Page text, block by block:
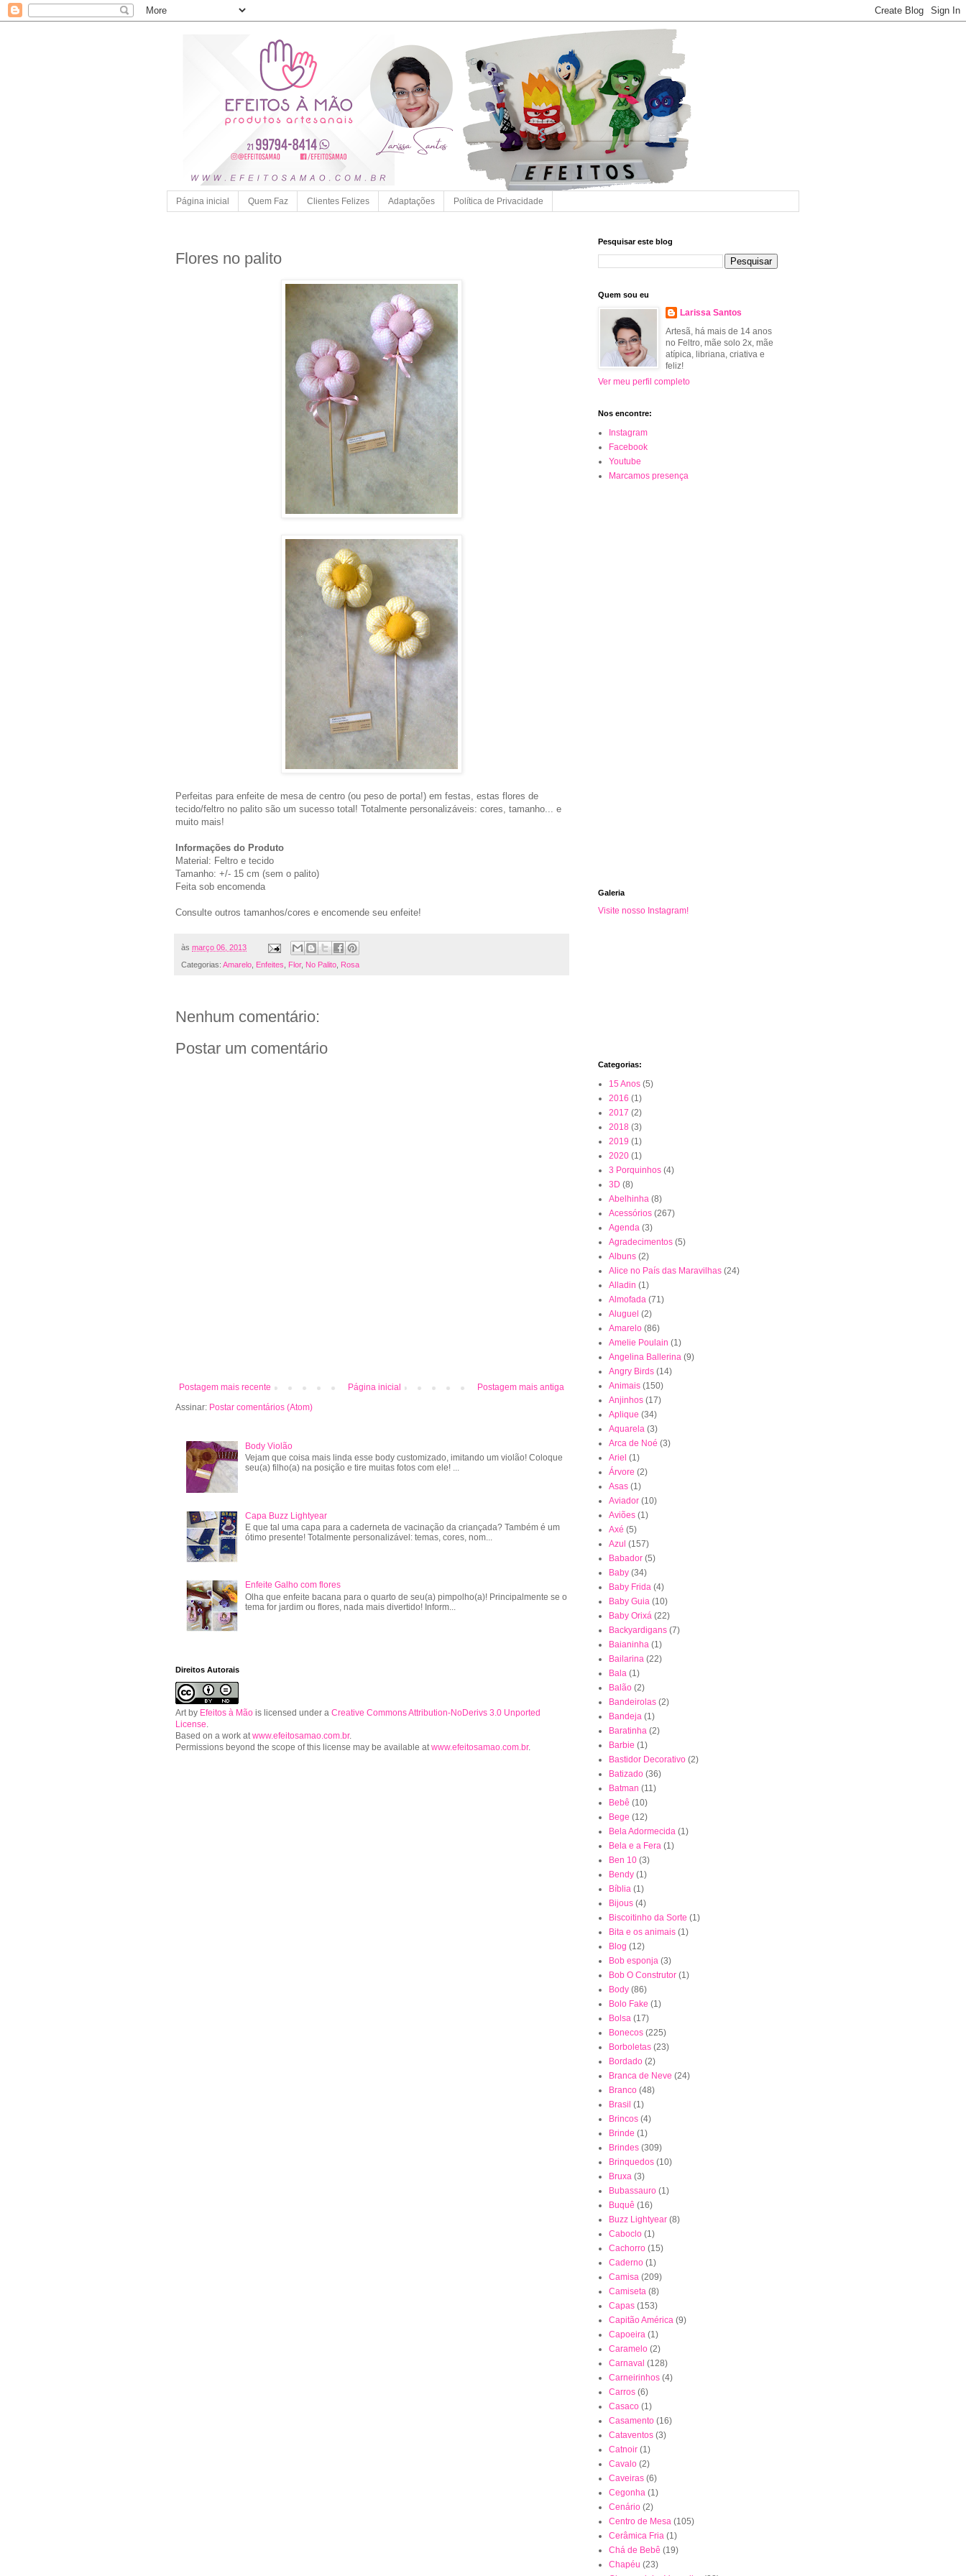
Página inicial Quem Faz Clientes Felizes Adaptações Política de Privacidade
Flores no palito
Perfeitas para enfeite de mesa de centro (ou peso de porta!) em festas, estas flores de
tecido/feltro no palito são um sucesso total! Totalmente personalizáveis: cores, tamanho... e
muito mais!
Informações do Produto
Material: Feltro e tecido
Tamanho: +/- 15 cm (sem o palito)
Feita sob encomenda
Consulte outros tamanhos/cores e encomende seu enfeite!
às março 06, 2013
Categorias: Amarelo, Enfeites, Flor, No Palito, Rosa
Nenhum comentário:
Postar um comentário
Postagem mais recente Postagem mais antiga
Página inicial
Assinar: Postar comentários (Atom)
Body Violão
Vejam que coisa mais linda esse body customizado, imitando um violão! Coloque
seu(a) filho(a) na posição e tire muitas fotos com ele! ...
Capa Buzz Lightyear
E que tal uma capa para a caderneta de vacinação da criançada? Também é um
ótimo presente! Totalmente personalizável: temas, cores, nom...
Enfeite Galho com flores
Olha que enfeite bacana para o quarto de seu(a) pimpolho(a)! Principalmente se o
tema for jardim ou flores, nada mais divertido! Inform...
Direitos Autorais
Art by Efeitos à Mão is licensed under a Creative Commons Attribution-NoDerivs 3.0 Unported
License
Based on a work at www.efeitosamao.com.br.
Permissions beyond the scope of this license may be available at www.efeitosamao.com.br.
Pesquisar este blog
Quem sou eu
Larissa Santos
Artesã, há mais de 14 anos
no Feltro, mãe solo 2x, mãe
atípica, libriana, criativa e
feliz!
Ver meu perfil completo
Nos encontre:
Instagram
Facebook
Youtube
Marcamos presença
Galeria
Visite nosso Instagram!
Categorias:
15 Anos (5)
2016 (1)
2017 (2)
2018 (3)
2019 (1)
2020 (1)
3 Porquinhos (4)
3D (8)
Abelhinha (8)
Acessórios (267)
Agenda (3)
Agradecimentos (5)
Albuns (2)
Alice no País das Maravilhas (24)
Alladin (1)
Almofada (71)
Aluguel (2)
Amarelo (86)
Amelie Poulain (1)
Angelina Ballerina (9)
Angry Birds (14)
Animais (150)
Anjinhos (17)
Aplique (34)
Aquarela (3)
Arca de Noé (3)
Ariel (1)
Árvore (2)
Asas (1)
Aviador (10)
Aviões (1)
Axé (5)
Azul (157)
Babador (5)
Baby (34)
Baby Frida (4)
Baby Guia (10)
Baby Orixá (22)
Backyardigans (7)
Baianinha (1)
Bailarina (22)
Bala (1)
Balão (2)
Bandeirolas (2)
Bandeja (1)
Baratinha (2)
Barbie (1)
Bastidor Decorativo (2)
Batizado (36)
Batman (11)
Bebê (10)
Bege (12)
Bela Adormecida (1)
Bela e a Fera (1)
Ben 10 (3)
Bendy (1)
Bíblia (1)
Bijous (4)
Biscoitinho da Sorte (1)
Bita e os animais (1)
Blog (12)
Bob esponja (3)
Bob O Construtor (1)
Body (86)
Bolo Fake (1)
Bolsa (17)
Bonecos (225)
Borboletas (23)
Bordado (2)
Branca de Neve (24)
Branco (48)
Brasil (1)
Brincos (4)
Brinde (1)
Brindes (309)
Brinquedos (10)
Bruxa (3)
Bubassauro (1)
Buquê (16)
Buzz Lightyear (8)
Caboclo (1)
Cachorro (15)
Caderno (1)
Camisa (209)
Camiseta (8)
Capas (153)
Capitão América (9)
Capoeira (1)
Caramelo (2)
Carnaval (128)
Carneirinhos (4)
Carros (6)
Casaco (1)
Casamento (16)
Cataventos (3)
Catnoir (1)
Cavalo (2)
Caveiras (6)
Cegonha (1)
Cenário (2)
Centro de Mesa (105)
Cerâmica Fria (1)
Chá de Bebê (19)
Chapéu (23)